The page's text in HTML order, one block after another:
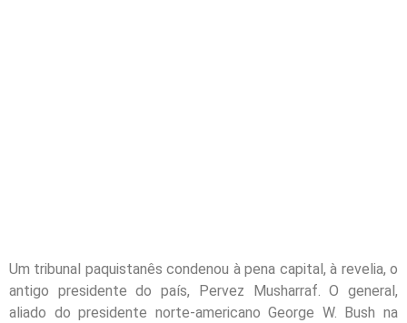
Um tribunal paquistanês condenou à pena capital, à revelia, o
antigo presidente do país, Pervez Musharraf. O general,
aliado do presidente norte-americano George W. Bush na